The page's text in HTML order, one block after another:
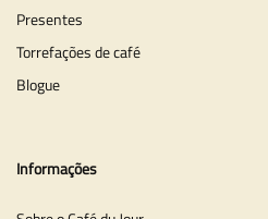
Presentes
Torrefações de café
Blogue
Informações